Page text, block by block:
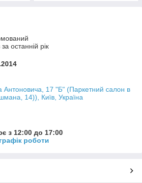
останній рік
Антоновича, 17 "Б" (Паркетний салон в
14)), Київ, Україна
з 12:00 до 17:00
роботи